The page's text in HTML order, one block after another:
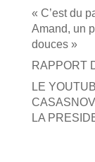
« C’est du
Amand, un
douces »
RAPPORT
LE
LA